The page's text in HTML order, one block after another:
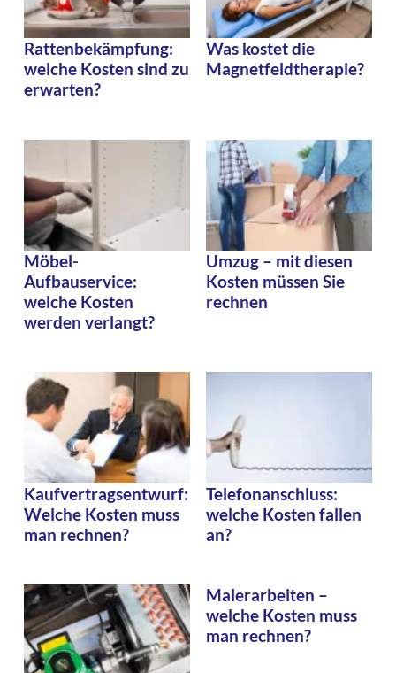
Rattenbekämpfung:
welche Kosten sind zu
erwarten?
Was kostet die
Magnetfeldtherapie?
Möbel-
Aufbauservice:
welche Kosten
werden verlangt?
Umzug – mit diesen
Kosten müssen Sie
rechnen
Kaufvertragsentwurf:
Welche Kosten muss
man rechnen?
Telefonanschluss:
welche Kosten fallen
an?
Malerarbeiten –
welche Kosten muss
man rechnen?